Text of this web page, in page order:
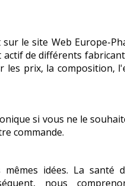
le site Web Europe-
de différents
les prix, la composition,
si vous ne le
commande.
idées. La santé
nous